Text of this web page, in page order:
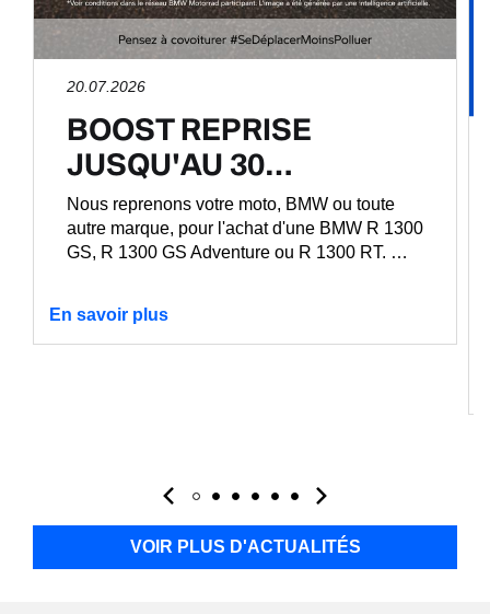
20.07.2026
BOOST REPRISE
JUSQU'AU 30…
Nous reprenons votre moto, BMW ou toute
autre marque, pour l'achat d'une BMW R 1300
GS, R 1300 GS Adventure ou R 1300 RT. …
En savoir plus
VOIR PLUS D'ACTUALITÉS